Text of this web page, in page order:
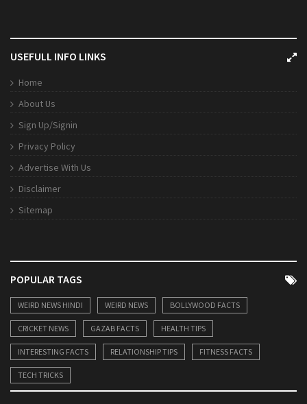
USEFULL INFO LINKS
Home
About Us
Sign Up/Signin
Privacy Policy
Advertise With Us
Disclaimer
Sitemap
POPULAR TAGS
WEIRD NEWS HINDI WEIRD NEWS BOLLYWOOD FACTS
CRICKET NEWS GAZAB FACTS HEALTH TIPS
INTERESTING FACTS RELATIONSHIP TIPS FITNESS FACTS
TECH TRICKS